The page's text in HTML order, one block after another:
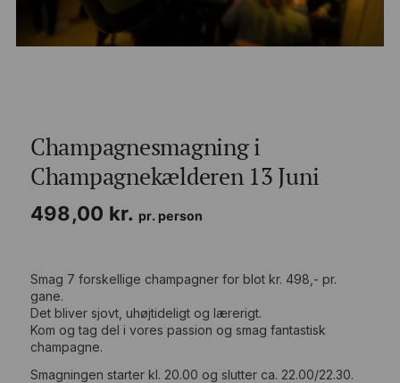
Champagnesmagning i
Champagnekælderen 13 Juni
498,00 kr. pr. person
Smag 7 forskellige champagner for blot kr. 498,- pr.
gane.
Det bliver sjovt, uhøjtideligt og lærerigt.
Kom og tag del i vores passion og smag fantastisk
champagne.
Smagningen starter kl. 20.00 og slutter ca. 22.00/22.30.